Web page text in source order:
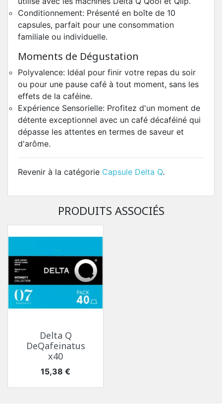
Conditionnement: Présenté en boîte de 10
capsules, parfait pour une consommation
familiale ou individuelle.
Moments de Dégustation
Polyvalence: Idéal pour finir votre repas du soir
ou pour une pause café à tout moment, sans les
effets de la caféine.
Expérience Sensorielle: Profitez d'un moment de
détente exceptionnel avec un café décaféiné qui
dépasse les attentes en termes de saveur et
d'arôme.
Revenir à la catégorie Capsule Delta Q.
PRODUITS ASSOCIÉS
Delta Q
DeQafeinatus
x40
Prix
15,38 €